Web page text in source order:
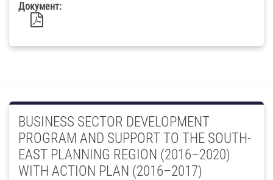
Документ:
BUSINESS SECTOR DEVELOPMENT
PROGRAM AND SUPPORT TO THE SOUTH-
EAST PLANNING REGION (2016–2020)
WITH ACTION PLAN (2016–2017)